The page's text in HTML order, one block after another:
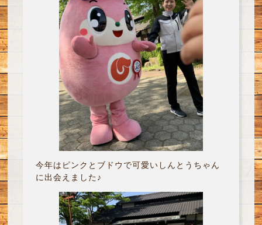
今年はピンクとブドウで可愛いしんとうちゃん
に出会えました♪